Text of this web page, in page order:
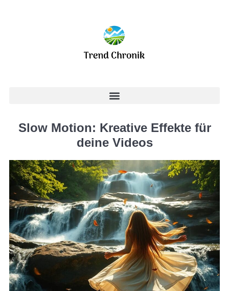
Slow Motion: Kreative Effekte für
deine Videos